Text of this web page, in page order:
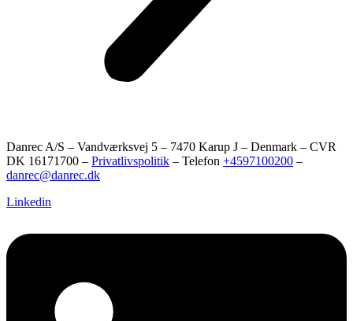
Danrec A/S – Vandværksvej 5 – 7470 Karup J – Denmark – CVR
DK 16171700 – Privatlivspolitik – Telefon +4597100200 –
danrec@danrec.dk
Linkedin